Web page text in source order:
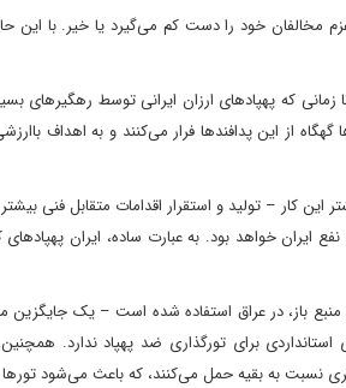
خود را دست کم می‌گیرد یا خیر. با این
که پهپادهای ارزان ایرانی توسط رهگیرهای
از این پدافندها فرار می‌کنند و به اهداف
کار – تولید و استقرار اقدامات متقابل فنی
ایران خواهد بود. به عبارت ساده، ایران پهپادهای
منبع باز، در عراق استفاده شده است – یک
برای تورگذاری ضد پهپاد ندارد. همچنین،
نسبت به بقیه حمل می‌کنند، که باعث می‌شود تورها